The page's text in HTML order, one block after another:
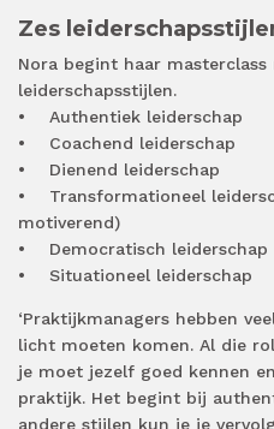
Zes
Nora begint haar
leiderschapsstijlen.
• Authentiek leiderschap
• Coachend leiderschap
• Dienend leiderschap
• Transformationeel
motiverend)
• Democratisch leiderschap
• Situationeel leiderschap
‘Praktijkmanagers hebben
licht moeten komen. Al die
je moet jezelf goed kennen
praktijk. Het begint bij
andere stijlen kun je je